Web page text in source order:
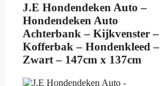
J.E Hondendeken Auto –
Hondendeken Auto
Achterbank – Kijkvenster –
Kofferbak – Hondenkleed –
Zwart – 147cm x 137cm